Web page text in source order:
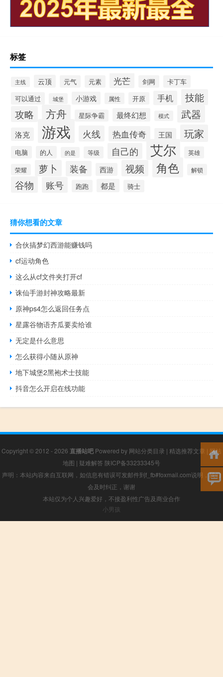
标签
主线 云顶 元气 元素 光芒 剑网
卡丁车
可以通过
城堡 小游戏 属性 开原 手机
技能
攻略
方舟 星际争霸 最终幻想 模式 武器
洛克 游戏 火线 热血传奇 王国 玩家
电脑 的人 的是 等级 自己的 艾尔 英雄
荣耀 萝卜 装备 西游 视频 角色 解锁
谷物 账号 跑跑 都是 骑士
猜你想看的文章
合伙搞梦幻西游能赚钱吗
cf运动角色
这么从cf文件夹打开cf
诛仙手游封神攻略最新
原神ps4怎么返回任务点
星露谷物语齐瓜要卖给谁
无定是什么意思
怎么获得小随从原神
地下城堡2黑袍术士技能
抖音怎么开启在线功能
Copyright © 2012 - 2026 直播站吧 Powered by 网站分类目录 | 精选推荐文章 | 网站
地图 | 疑难解答 陕ICP备33233345号
声明：本站内容来自互联网，如信息有错误可发邮件到f_fb#foxmail.com说明，我们
会及时纠正，谢谢
本站仅为个人兴趣爱好，不接盈利性广告及商业合作
小男孩